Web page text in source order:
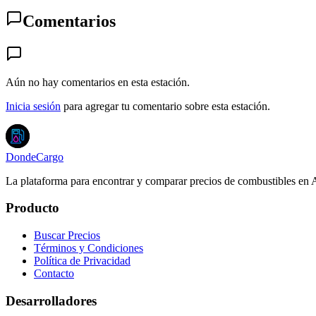
Comentarios
Aún no hay comentarios en esta estación.
Inicia sesión para agregar tu comentario sobre esta estación.
DondeCargo
La plataforma para encontrar y comparar precios de combustibles en
Producto
Buscar Precios
Términos y Condiciones
Política de Privacidad
Contacto
Desarrolladores